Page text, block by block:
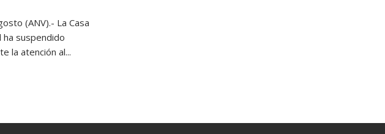
(ANV).- La Casa
suspendido
la atención al...